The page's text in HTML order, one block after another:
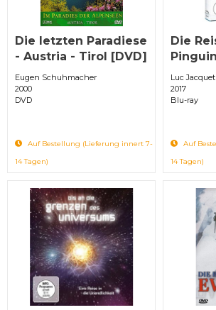
Die letzten Paradiese
- Austria - Tirol [DVD]
Eugen Schuhmacher
2000
DVD
Auf Bestellung (Lieferung innert 7-
14 Tagen)
Die
Luc Jacquet
2017
Blu-ray
Auf
14 Tagen)